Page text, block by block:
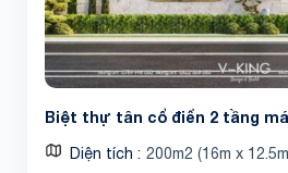
Biệt thự tân cổ điển 2 tầng
Diện tích 200m2 (16m x